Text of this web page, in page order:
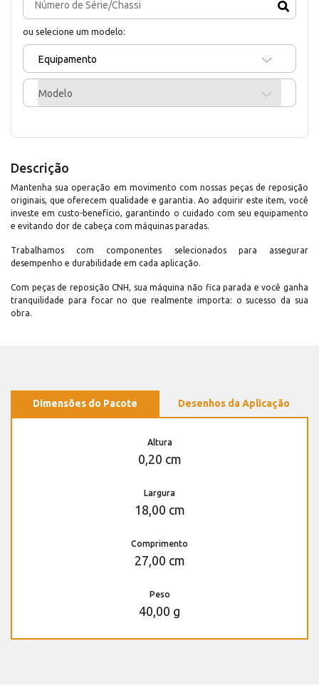
ou selecione um modelo:
Equipamento
Modelo
Descrição
Mantenha sua operação em movimento com nossas peças de reposição
originais, que oferecem qualidade e garantia. Ao adquirir este item, você
investe em custo-benefício, garantindo o cuidado com seu equipamento
e evitando dor de cabeça com máquinas paradas.
Trabalhamos com componentes selecionados para assegurar
desempenho e durabilidade em cada aplicação.
Com peças de reposição CNH, sua máquina não fica parada e você ganha
tranquilidade para focar no que realmente importa: o sucesso da sua
obra.
Dimensões do Pacote Desenhos da Aplicação
Altura
0,20 cm
Largura
18,00 cm
Comprimento
27,00 cm
Peso
40,00 g